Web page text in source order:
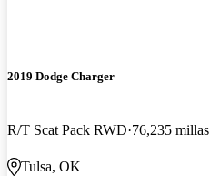
2019 Dodge Charger
R/T Scat Pack RWD 76,235 millas
Tulsa, OK